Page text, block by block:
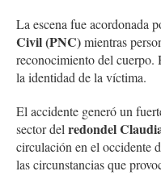
La escena fue acordonada
Civil (PNC)mientras
reconocimiento del cuerpo.
la identidad de la víctima.
El accidente generó un
sector del redondel
circulación en el occidente
las circunstancias que